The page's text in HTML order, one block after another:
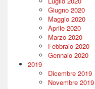
Giugno 2020
Maggio 2020
Aprile 2020
Marzo 2020
Febbraio 2020
Gennaio 2020
2019
Dicembre 2019
Novembre 2019